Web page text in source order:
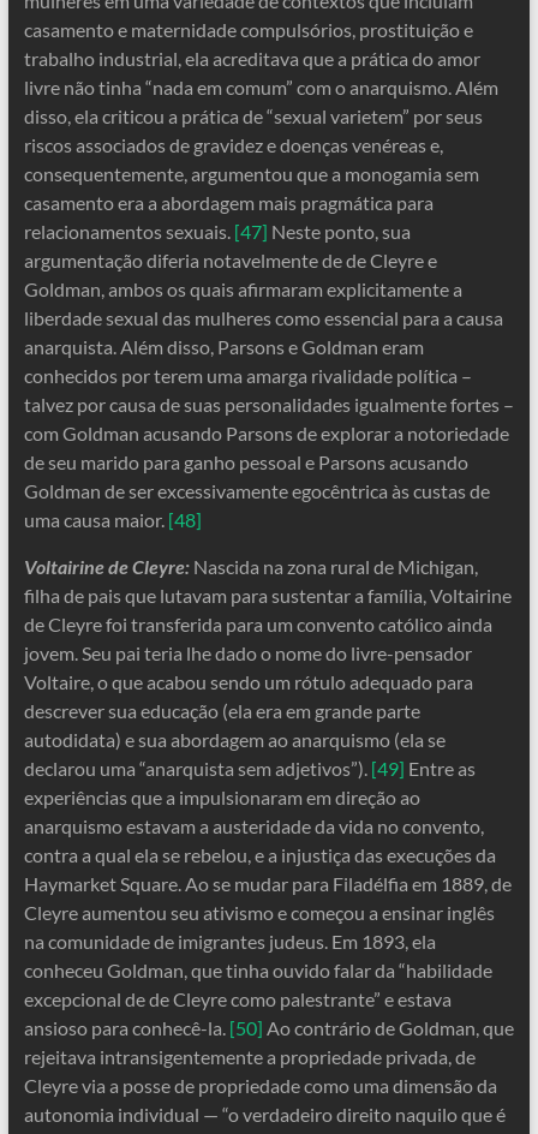
casamento e maternidade compulsórios, prostituição e
trabalho industrial, ela acreditava que a prática do amor
livre não tinha “nada em comum” com o anarquismo. Além
disso, ela criticou a prática de “sexual varietem” por seus
riscos associados de gravidez e doenças venéreas e,
consequentemente, argumentou que a monogamia sem
casamento era a abordagem mais pragmática para
relacionamentos sexuais. [47] Neste ponto, sua
argumentação diferia notavelmente de de Cleyre e
Goldman, ambos os quais afirmaram explicitamente a
liberdade sexual das mulheres como essencial para a causa
anarquista. Além disso, Parsons e Goldman eram
conhecidos por terem uma amarga rivalidade política –
talvez por causa de suas personalidades igualmente fortes –
com Goldman acusando Parsons de explorar a notoriedade
de seu marido para ganho pessoal e Parsons acusando
Goldman de ser excessivamente egocêntrica às custas de
uma causa maior. [48]
Voltairine de Cleyre:Nascida na zona rural de Michigan,
filha de pais que lutavam para sustentar a família, Voltairine
de Cleyre foi transferida para um convento católico ainda
jovem. Seu pai teria lhe dado o nome do livre-pensador
Voltaire, o que acabou sendo um rótulo adequado para
descrever sua educação (ela era em grande parte
autodidata) e sua abordagem ao anarquismo (ela se
declarou uma “anarquista sem adjetivos”).[49] Entre as
experiências que a impulsionaram em direção ao
anarquismo estavam a austeridade da vida no convento,
contra a qual ela se rebelou, e a injustiça das execuções da
Haymarket Square. Ao se mudar para Filadélfia em 1889, de
Cleyre aumentou seu ativismo e começou a ensinar inglês
na comunidade de imigrantes judeus. Em 1893, ela
conheceu Goldman, que tinha ouvido falar da “habilidade
excepcional de de Cleyre como palestrante” e estava
ansioso para conhecê-la.[50] Ao contrário de Goldman, que
rejeitava intransigentemente a propriedade privada, de
Cleyre via a posse de propriedade como uma dimensão da
autonomia individual — “o verdadeiro direito naquilo que é